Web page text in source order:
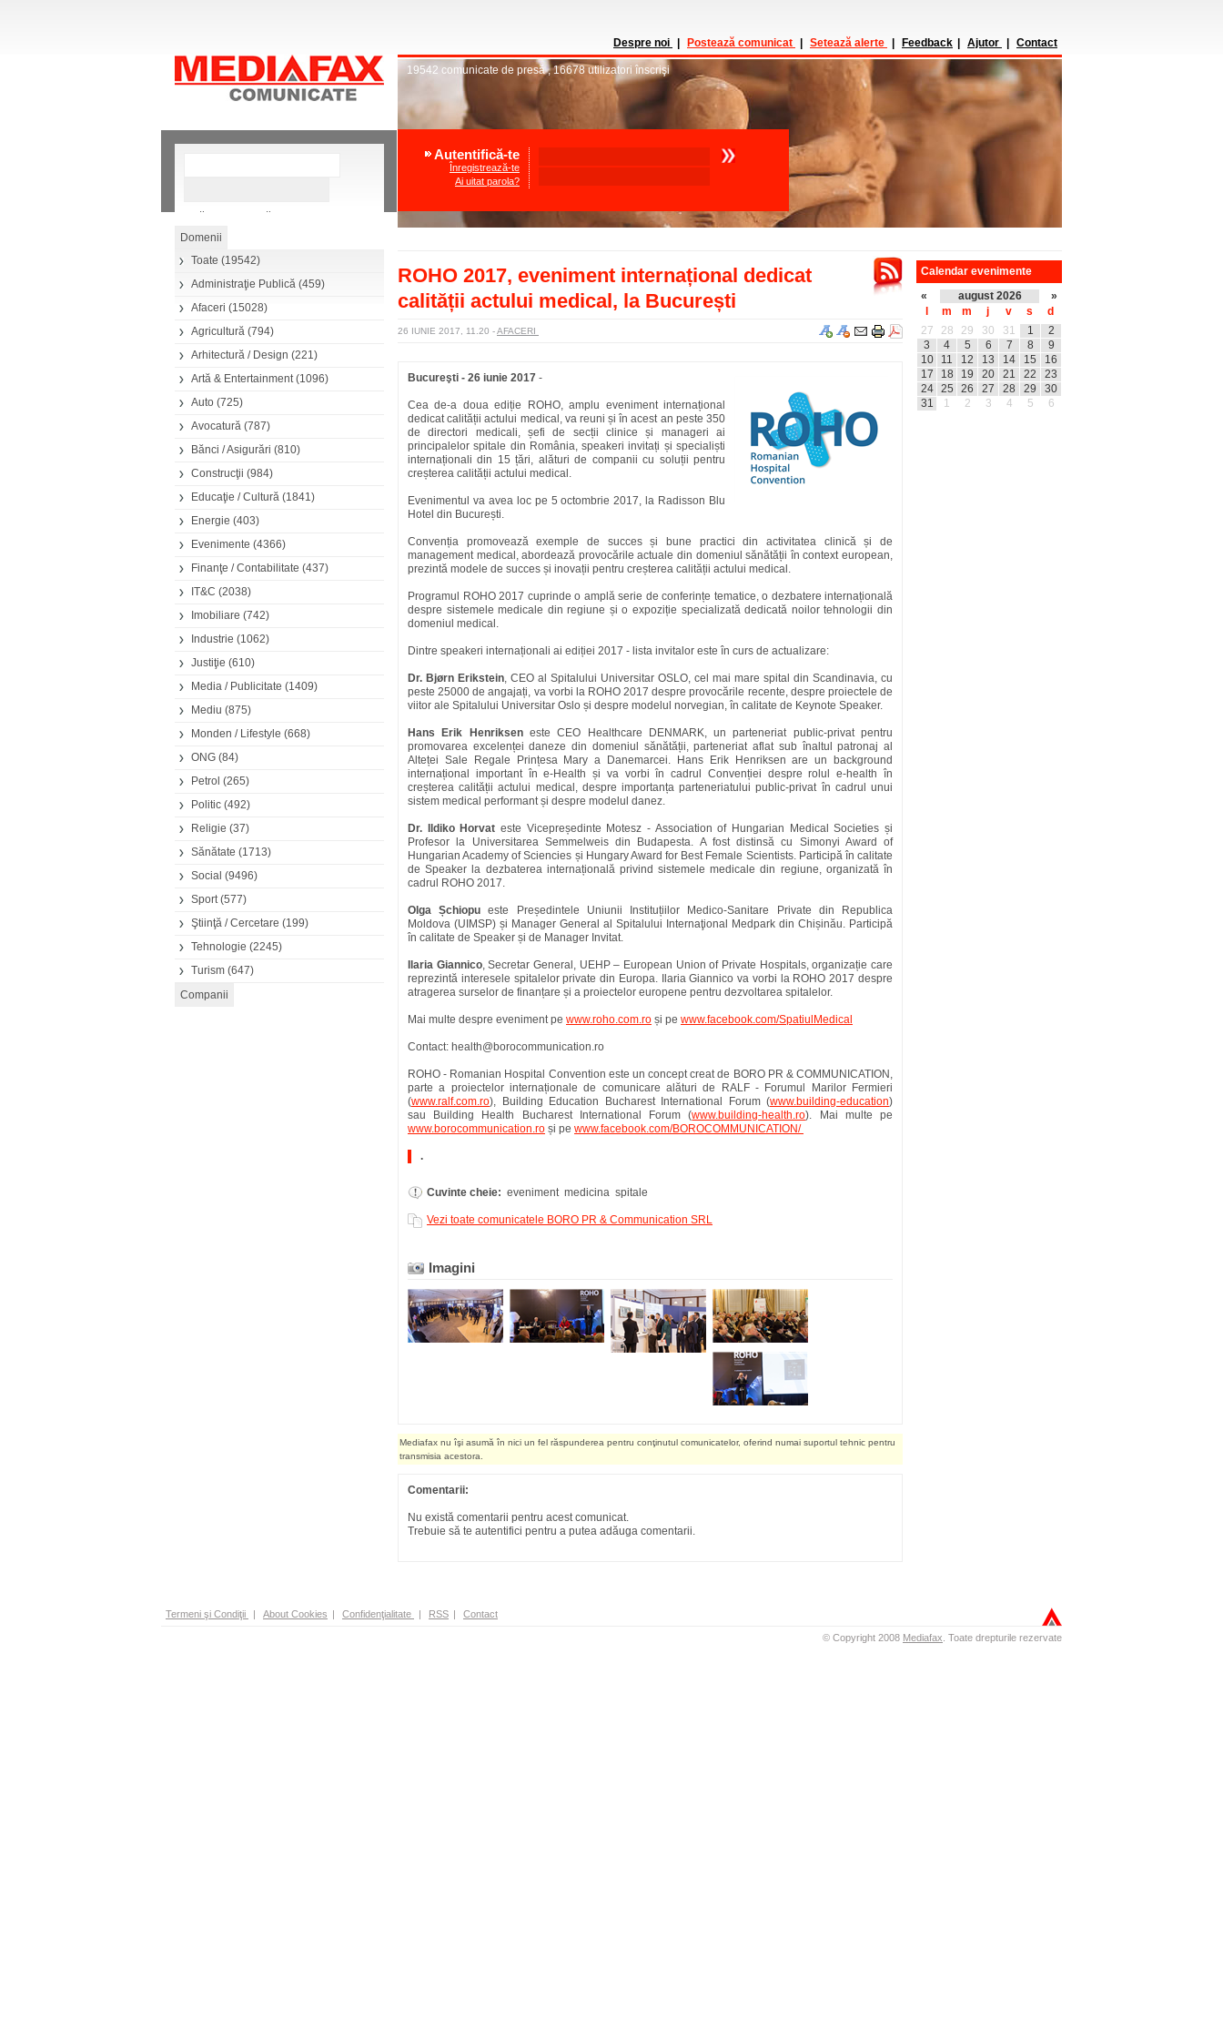
Căutare avansată
Toate (19542)
Administraţie Publică (459)
Afaceri (15028)
Agricultură (794)
Arhitectură / Design (221)
Artă & Entertainment(1096)
Auto (725)
Avocatură (787)
Bănci / Asigurări (810)
Construcţii (984)
Educaţie / Cultură (1841)
Energie (403)
Evenimente (4366)
Finanţe / Contabilitate (437)
IT&C (2038)
Imobiliare (742)
Industrie (1062)
Justiţie (610)
Media / Publicitate (1409)
Mediu (875)
Monden / Lifestyle (668)
ONG (84)
Petrol (265)
Politic (492)
Religie (37)
Sănătate (1713)
Social (9496)
Sport(577)
Ştiinţă / Cercetare (199)
Tehnologie (2245)
Turism (647)
Despre noi Postează comunicat Setează alerte Feedback Ajutor Contact
19542 comunicate de presă,16678 utilizatori înscrişi
Autentifică-te
Înregistrează-te
Ai uitat parola?
ROHO 2017, eveniment internațional dedicat
calității actului medical, la București
26 IUNIE 2017, 11.20 -AFACERI
Bucureşti - 26 iunie 2017 -
Cea de-a doua ediție ROHO, amplu eveniment internațional
dedicat calității actului medical, va reuni și în acest an peste 350
de directori medicali, șefi de secții clinice și manageri ai
principalelor spitale din România, speakeri invitați și specialiști
internaționali din 15 țări, alături de companii cu soluții pentru
creșterea calității actului medical.
Evenimentul va avea loc pe 5 octombrie 2017, la Radisson Blu
Hotel din București.
Convenția promovează exemple de succes și bune practici din activitatea clinică și de
management medical, abordează provocările actuale din domeniul sănătății în context european,
prezintă modele de succes și inovații pentru creșterea calității actului medical.
Programul ROHO 2017 cuprinde o amplă serie de conferințe tematice, o dezbatere internațională
despre sistemele medicale din regiune și o expoziție specializată dedicată noilor tehnologii din
domeniul medical.
Dintre speakeri internaționali ai ediției 2017 - lista invitalor este în curs de actualizare:
Dr. Bjørn Erikstein, CEO al Spitalului Universitar OSLO, cel mai mare spital din Scandinavia, cu
peste 25000 de angajați, va vorbi la ROHO 2017 despre provocările recente, despre proiectele de
viitor ale Spitalului Universitar Oslo și despre modelul norvegian, în calitate de Keynote Speaker.
Hans Erik Henrikseneste CEO Healthcare DENMARK, un parteneriat public-privat pentru
promovarea excelenței daneze din domeniul sănătății, parteneriat aflat sub înaltul patronaj al
Alteței Sale Regale Prințesa Mary a Danemarcei. Hans Erik Henriksen are un background
internațional important în e-Health și va vorbi în cadrul Convenției despre rolul e-health în
creșterea calității actului medical, despre importanța parteneriatului public-privat în cadrul unui
sistem medical performant și despre modelul danez.
Dr. Ildiko Horvat este Vicepreședinte Motesz - Association of Hungarian Medical Societies și
Profesor la Universitarea Semmelweis din Budapesta. A fost distinsă cu Simonyi Award of
Hungarian Academy of Sciencies și Hungary Award for Best Female Scientists. Participă în calitate
de Speaker la dezbaterea internațională privind sistemele medicale din regiune, organizată în
cadrul ROHO 2017.
Olga Șchiopu este Președintele Uniunii Instituțiilor Medico-Sanitare Private din Republica
Moldova (UIMSP) și Manager General al Spitalului Internaţional Medpark din Chișinău. Participă
în calitate de Speaker și de Manager Invitat.
Ilaria Giannico, Secretar General, UEHP – European Union of Private Hospitals, organizație care
reprezintă interesele spitalelor private din Europa. Ilaria Giannico va vorbi la ROHO 2017 despre
atragerea surselor de finanțare și a proiectelor europene pentru dezvoltarea spitalelor.
Mai multe despre eveniment pe www.roho.com.ro și pe www.facebook.com/SpatiulMedical
Contact: health@borocommunication.ro
ROHO - Romanian Hospital Convention este un concept creat de BORO PR & COMMUNICATION,
parte a proiectelor internaționale de comunicare alături de RALF - Forumul Marilor Fermieri
(www.ralf.com.ro), Building Education Bucharest International Forum (www.building-education)
sau Building Health Bucharest International Forum (www.building-health.ro). Mai multe pe
www.borocommunication.ro și pe www.facebook.com/BOROCOMMUNICATION/
.
Cuvinte cheie: eveniment medicina spitale
Vezi toate comunicatele BORO PR & Communication SRL
Imagini
Mediafax nu îşi asumă în nici un fel răspunderea pentru conţinutul comunicatelor, oferind numai suportul tehnic pentru
transmisia acestora.
Comentarii:
Nu există comentarii pentru acest comunicat.
Trebuie să te autentifici pentru a putea adăuga comentarii.
Calendar evenimente
«
august 2026
»
m m j v s
d
27
28 29 30 31 1
2
3
4 5 6 7 8
9
10
11 12 13 14 15
16
17
18 19 20 21 22
23
24
25 26 27 28 29
30
31
1 2 3 4 5 6
Termeni şi Condiţii | About Cookies | Confidenţialitate | RSS | Contact
© Copyright 2008 Mediafax Toate drepturile rezervate